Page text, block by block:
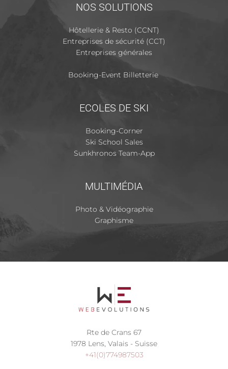
NOS SOLUTIONS
Hôtellerie & Resto (CCNT)
Entreprises de sécurité (CCT)
Entreprises générales
Booking-Event Billetterie
ECOLES DE SKI
Booking-Corner
Ski School Sales
Sunkhronos Team-App
MULTIMÉDIA
Photo & Vidéographie
Graphisme
Rte de Crans 67
1978 Lens, Valais - Suisse
+41(0)774987503